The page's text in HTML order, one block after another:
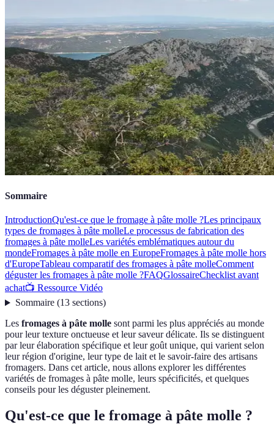
Sommaire
IntroductionQu'est-ce que le fromage à pâte molle ?Les principaux
types de fromages à pâte molleLe processus de fabrication des
fromages à pâte molleLes variétés emblématiques autour du
mondeFromages à pâte molle en EuropeFromages à pâte molle hors
d'EuropeTableau comparatif des fromages à pâte molleComment
déguster les fromages à pâte molle ?FAQGlossaireChecklist avant
achat📺 Ressource Vidéo
Sommaire(13 sections)
Les fromages à pâte molle sont parmi les plus appréciés au monde
pour leur texture onctueuse et leur saveur délicate. Ils se distinguent
par leur élaboration spécifique et leur goût unique, qui varient selon
leur région d'origine, leur type de lait et le savoir-faire des artisans
fromagers. Dans cet article, nous allons explorer les différentes
variétés de fromages à pâte molle, leurs spécificités, et quelques
conseils pour les déguster pleinement.
Qu'est-ce que le fromage à pâte molle ?